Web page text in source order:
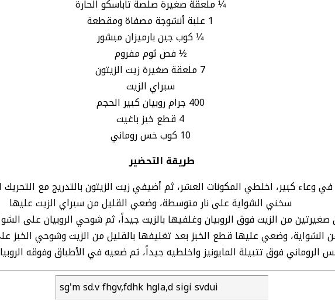
¼ ملعقة صغيرة صلصة تاباسكو الحارة
1 علبة أنشوجة مصفاة ومقطعة
¼ كوب جبن بارميزان مبشور
½ فص ثوم مفروم
7 ملعقة صغيرة زيت الزيتون
سبراي الزيت
400 جرام روبيان كبير الحجم
4 قطع خبز باغيت
10 كوب خس روماني
طريقة التحضير
في وعاء كبير، اخلطي المكونات العشر، ثم أضيفي زيت الزيتون بالتدريج مع
سخني الشواية على نار متوسطة، وضعي القليل من سبراي الزيت عليها
من الزيت فوق الروبيان وغلفيها بالزيت جيداً، ثم شوحي الروبيان على
الشواية، وضعي عليها قطع الخبز بعد تغليفها بالقليل من الزيت وشوحي الخبز
الروماني فوق تتبيلة المايونيز واخلطيه جيداً، ثم ضعيه في الأطباق وفوقه
sg'm sd.v fhgv,fdhk hgla,d sigi svdui